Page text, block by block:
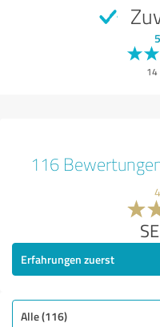
14
116
Erfahrungen zuerst
Alle (116)